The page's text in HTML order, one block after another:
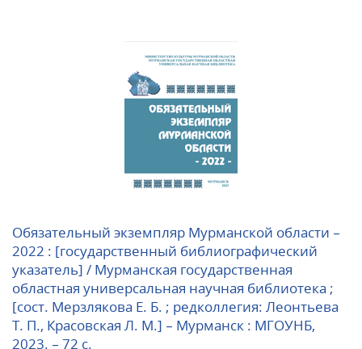
Обязательный экземпляр Мурманской области –
2022 : [государственный библиографический
указатель] / Мурманская государственная
областная универсальная научная библиотека ;
[сост. Мерзлякова Е. Б. ; редколлегия: Леонтьева
Т. П., Красовская Л. М.] – Мурманск : МГОУНБ,
2023. – 72 c.